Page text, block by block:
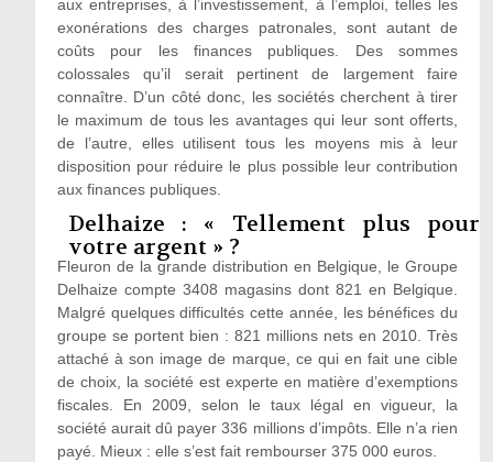
aux entreprises, à l’investissement, à l’emploi, telles les
exonérations des charges patronales, sont autant de
coûts pour les finances publiques. Des sommes
colossales qu’il serait pertinent de largement faire
connaître. D’un côté donc, les sociétés cherchent à tirer
le maximum de tous les avantages qui leur sont offerts,
de l’autre, elles utilisent tous les moyens mis à leur
disposition pour réduire le plus possible leur contribution
aux finances publiques.
Delhaize : « Tellement plus pour
votre argent » ?
Fleuron de la grande distribution en Belgique, le Groupe
Delhaize compte 3408 magasins dont 821 en Belgique.
Malgré quelques difficultés cette année, les bénéfices du
groupe se portent bien : 821 millions nets en 2010. Très
attaché à son image de marque, ce qui en fait une cible
de choix, la société est experte en matière d’exemptions
fiscales. En 2009, selon le taux légal en vigueur, la
société aurait dû payer 336 millions d’impôts. Elle n’a rien
payé. Mieux : elle s’est fait rembourser 375 000 euros.